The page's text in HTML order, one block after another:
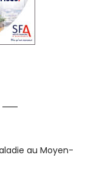
au Moyen-